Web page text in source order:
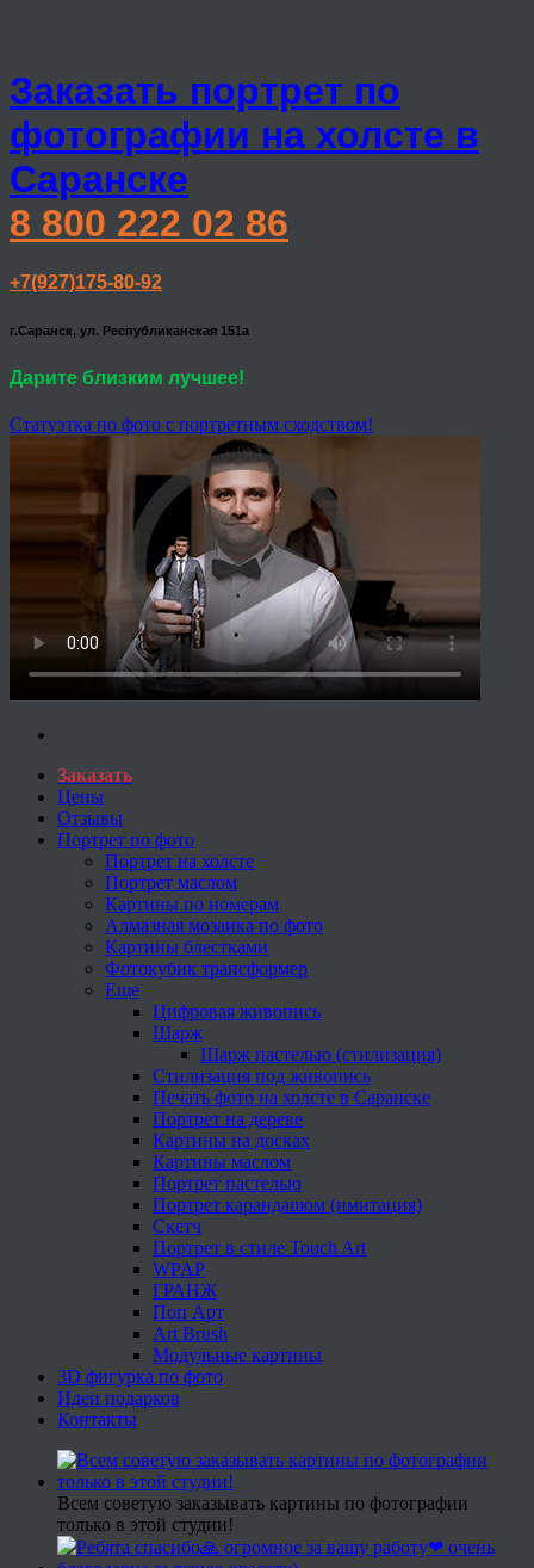
Заказать портрет по
фотографии на холсте в
Саранске
8 800 222 02 86
+7(927)175-80-92
г.Саранск, ул. Республиканская 151а
Дарите близким лучшее!
Статуэтка по фото с портретным сходством!
Заказать
Цены
Отзывы
Портрет по фото
Портрет на холсте
Портрет маслом
Картины по номерам
Алмазная мозаика по фото
Картины блестками
Фотокубик трансформер
Еще
Цифровая живопись
Шарж
Шарж пастелью (стилизация)
Стилизация под живопись
Печать фото на холсте в Саранске
Портрет на дереве
Картины на досках
Картины маслом
Портрет пастелью
Портрет карандашом (имитация)
Скетч
Портрет в стиле Touch Art
WPAP
ГРАНЖ
Поп Арт
Art Brush
Модульные картины
3D фигурка по фото
Идеи подарков
Контакты
Всем советую заказывать картины по фотографии
только в этой студии!